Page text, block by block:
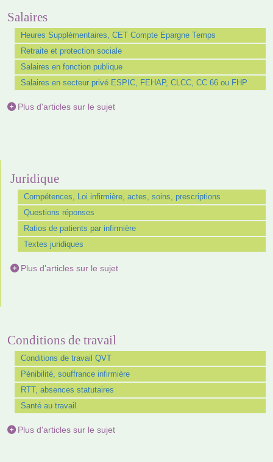
Salaires
Heures Supplémentaires, CET Compte Epargne Temps
Retraite et protection sociale
Salaires en fonction publique
Salaires en secteur privé ESPIC, FEHAP, CLCC, CC 66 ou FHP
Plus d'articles sur le sujet
Juridique
Compétences, Loi infirmière, actes, soins, prescriptions
Questions réponses
Ratios de patients par infirmière
Textes juridiques
Plus d'articles sur le sujet
Conditions de travail
Conditions de travail QVT
Pénibilité, souffrance infirmière
RTT, absences statutaires
Santé au travail
Plus d'articles sur le sujet